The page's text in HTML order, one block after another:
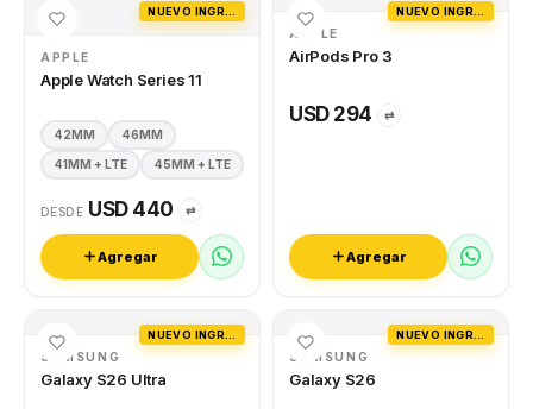
APPLE
Apple Watch Series 11
42MM 46MM
41MM + LTE 45MM + LTE
DESDE USD 440 ⇄
Agregar
APPLE
AirPods Pro 3
USD 294 ⇄
Agregar
SAMSUNG
Galaxy S26 Ultra
SAMSUNG
Galaxy S26